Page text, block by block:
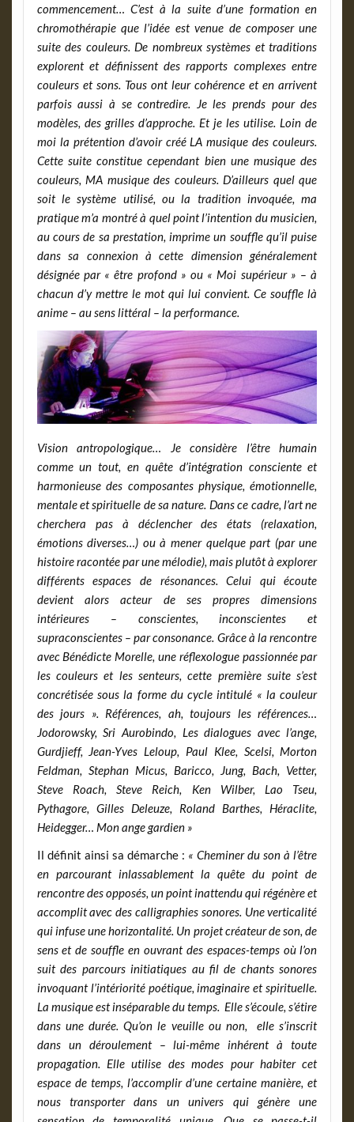
commencement… C’est à la suite d’une formation en
chromothérapie que l’idée est venue de composer une
suite des couleurs. De nombreux systèmes et traditions
explorent et définissent des rapports complexes entre
couleurs et sons. Tous ont leur cohérence et en arrivent
parfois aussi à se contredire. Je les prends pour des
modèles, des grilles d’approche. Et je les utilise. Loin de
moi la prétention d’avoir créé LA musique des couleurs.
Cette suite constitue cependant bien une musique des
couleurs, MA musique des couleurs. D’ailleurs quel que
soit le système utilisé, ou la tradition invoquée, ma
pratique m’a montré à quel point l’intention du musicien,
au cours de sa prestation, imprime un souffle qu’il puise
dans sa connexion à cette dimension généralement
désignée par « être profond » ou « Moi supérieur » – à
chacun d’y mettre le mot qui lui convient. Ce souffle là
anime – au sens littéral – la performance.
Vision antropologique… Je considère l’être humain
comme un tout, en quête d’intégration consciente et
harmonieuse des composantes physique, émotionnelle,
mentale et spirituelle de sa nature. Dans ce cadre, l’art ne
cherchera pas à déclencher des états (relaxation,
émotions diverses…) ou à mener quelque part (par une
histoire racontée par une mélodie), mais plutôt à explorer
différents espaces de résonances. Celui qui écoute
devient alors acteur de ses propres dimensions
intérieures – conscientes, inconscientes et
supraconscientes – par consonance. Grâce à la rencontre
avec Bénédicte Morelle, une réflexologue passionnée par
les couleurs et les senteurs, cette première suite s’est
concrétisée sous la forme du cycle intitulé « la couleur
des jours ». Références, ah, toujours les références…
Jodorowsky, Sri Aurobindo, Les dialogues avec l’ange,
Gurdjieff, Jean-Yves Leloup, Paul Klee, Scelsi, Morton
Feldman, Stephan Micus, Baricco, Jung, Bach, Vetter,
Steve Roach, Steve Reich, Ken Wilber, Lao Tseu,
Pythagore, Gilles Deleuze, Roland Barthes, Héraclite,
Heidegger… Mon ange gardien »
Il définit ainsi sa démarche : « Cheminer du son à l’être
en parcourant inlassablement la quête du point de
rencontre des opposés, un point inattendu qui régénère et
accomplit avec des calligraphies sonores. Une verticalité
qui infuse une horizontalité. Un projet créateur de son, de
sens et de souffle en ouvrant des espaces-temps où l’on
suit des parcours initiatiques au fil de chants sonores
invoquant l’intériorité poétique, imaginaire et spirituelle.
La musique est inséparable du temps. Elle s’écoule, s’étire
dans une durée. Qu’on le veuille ou non, elle s’inscrit
dans un déroulement – lui-même inhérent à toute
propagation. Elle utilise des modes pour habiter cet
espace de temps, l’accomplir d’une certaine manière, et
nous transporter dans un univers qui génère une